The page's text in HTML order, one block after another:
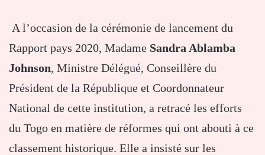
A l’occasion de la cérémonie de lancement du
Rapport pays 2020, Madame Sandra Ablamba
Johnson, Ministre Délégué, Conseillère du
Président de la République et Coordonnateur
National de cette institution, a retracé les efforts
du Togo en matière de réformes qui ont abouti à ce
classement historique. Elle a insisté sur les